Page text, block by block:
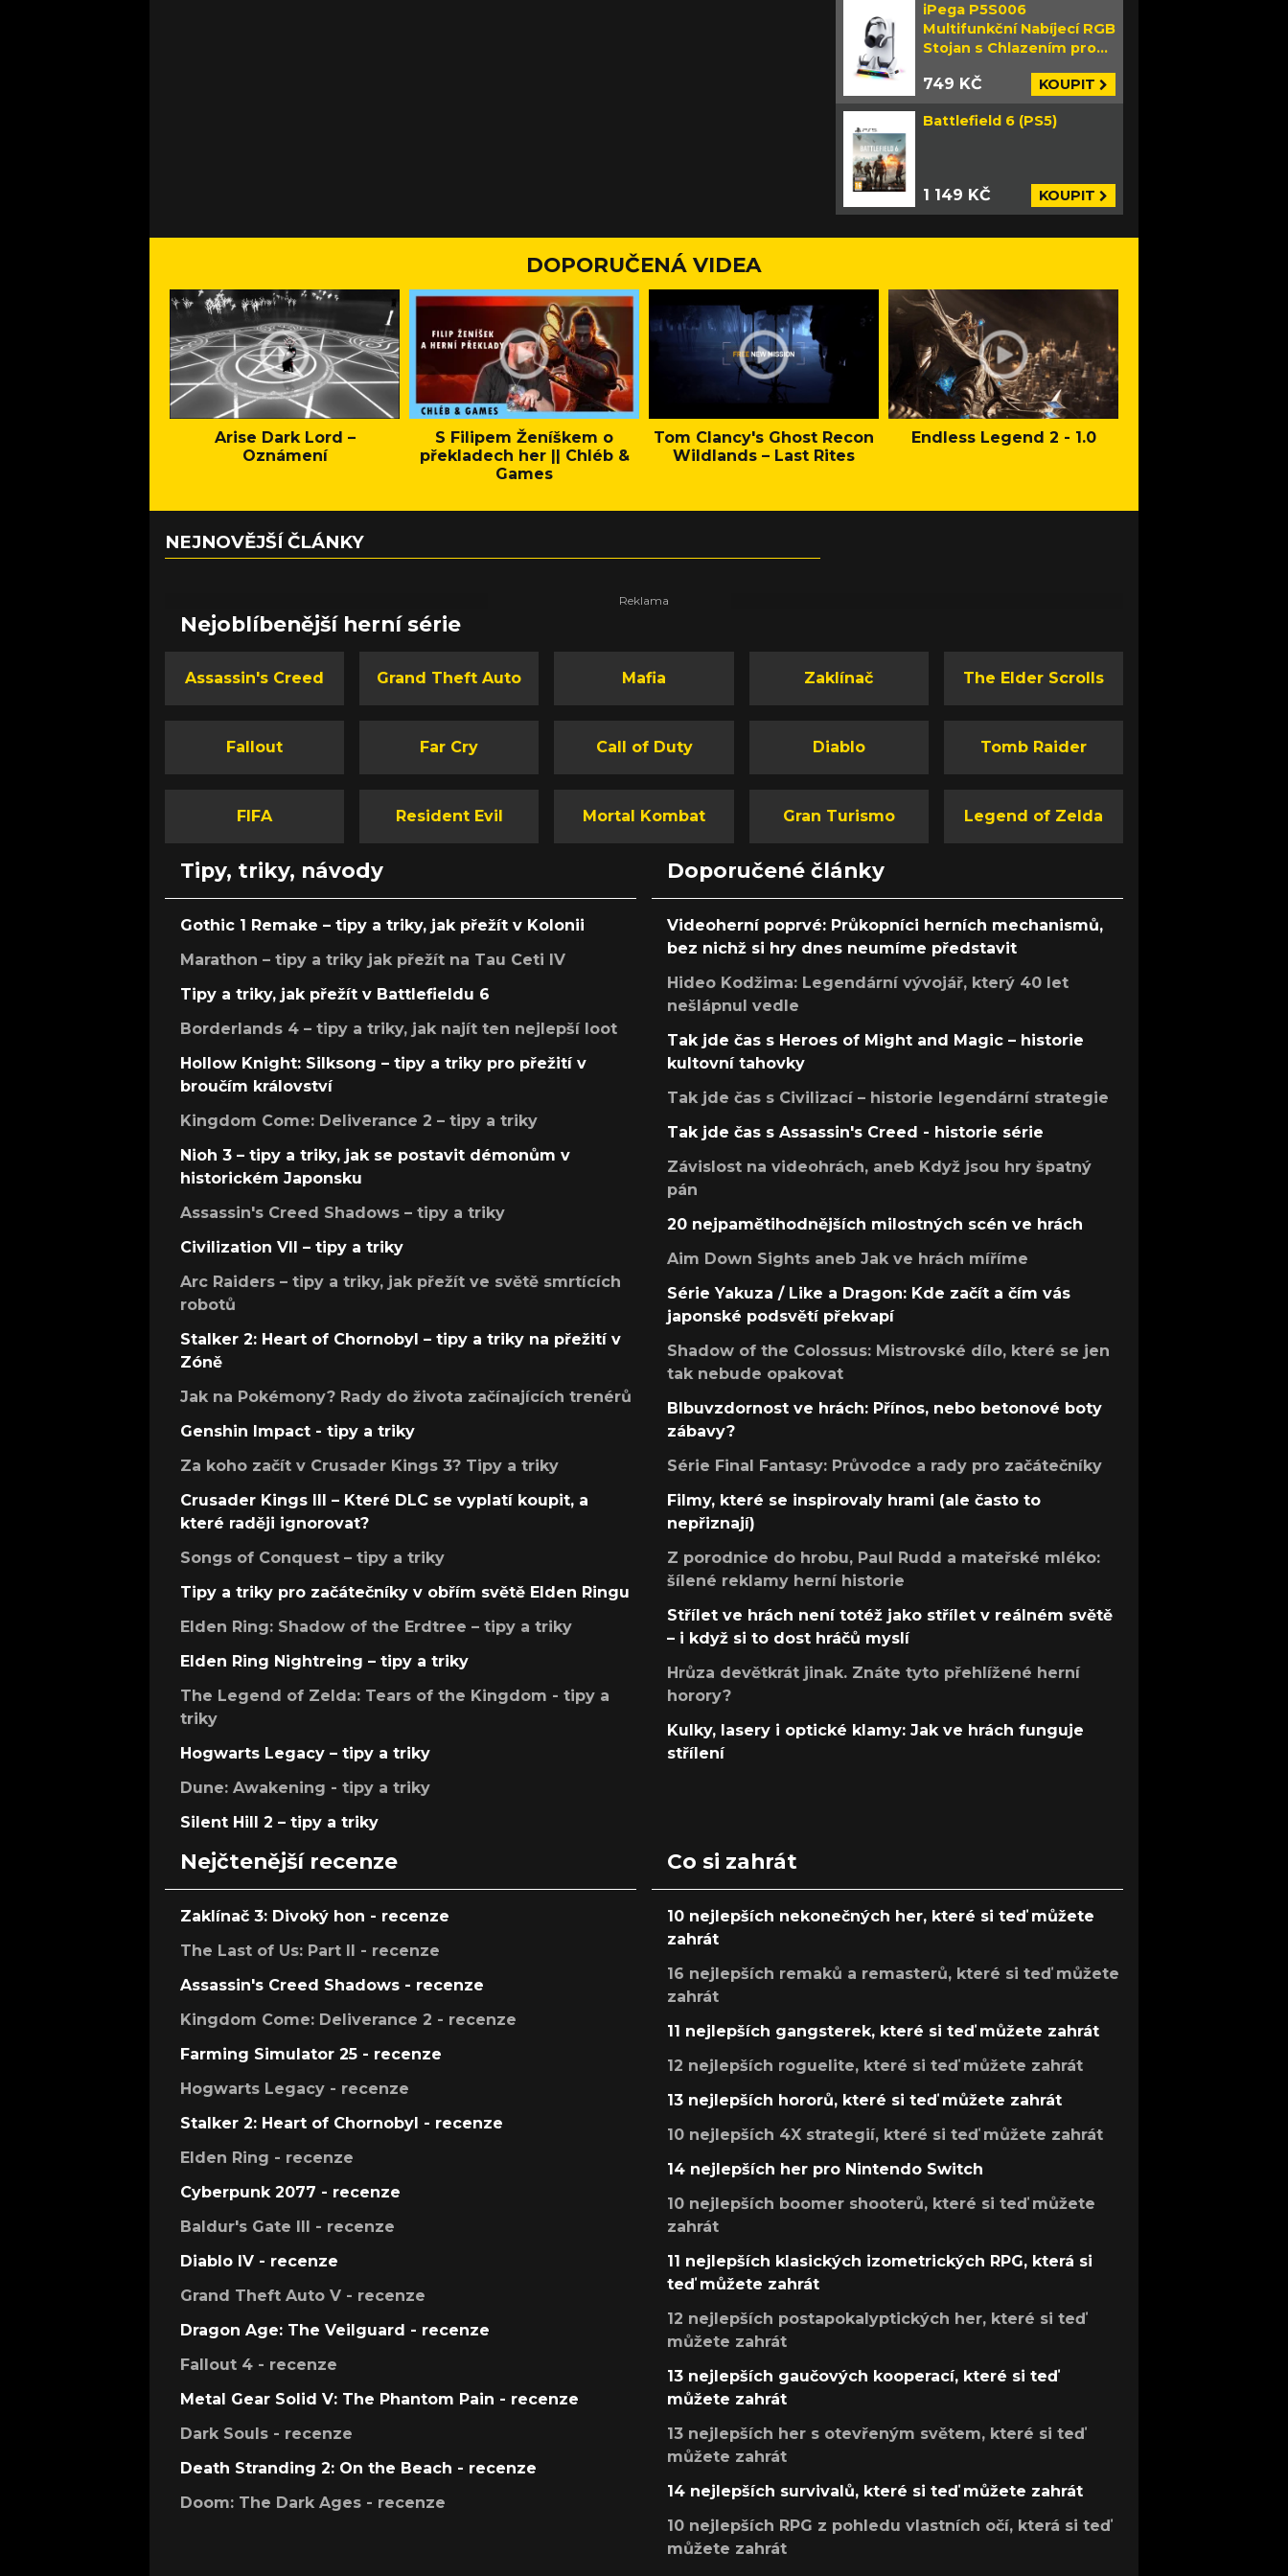
iPega P5S006
Multifunkční Nabíjecí RGB
Stojan s Chlazením pro
749 KČ KOUPIT
Battlefield 6 (PS5)
1 149 KČ KOUPIT
DOPORUČENÁ VIDEA
Arise Dark Lord –
Oznámení
S Filipem Ženíškem o
překladech her || Chléb &
Games
Tom Clancy's Ghost Recon
Wildlands – Last Rites
Endless Legend 2 - 1.0
NEJNOVĚJŠÍ ČLÁNKY
Nejoblíbenější herní série
Assassin's Creed Grand Theft Auto Mafia Zaklínač The Elder Scrolls
Fallout Far Cry Call of Duty Diablo Tomb Raider
FIFA Resident Evil Mortal Kombat Gran Turismo Legend of Zelda
Tipy, triky, návody
Gothic 1 Remake – tipy a triky, jak přežít v Kolonii
Marathon – tipy a triky jak přežít na Tau Ceti IV
Tipy a triky, jak přežít v Battlefieldu 6
Borderlands 4 – tipy a triky, jak najít ten nejlepší loot
Hollow Knight: Silksong – tipy a triky pro přežití v
broučím království
Kingdom Come: Deliverance 2 – tipy a triky
Nioh 3 – tipy a triky, jak se postavit démonům v
historickém Japonsku
Assassin's Creed Shadows – tipy a triky
Civilization VII – tipy a triky
Arc Raiders – tipy a triky, jak přežít ve světě smrtících
robotů
Stalker 2: Heart of Chornobyl – tipy a triky na přežití v
Zóně
Jak na Pokémony? Rady do života začínajících trenérů
Genshin Impact - tipy a triky
Za koho začít v Crusader Kings 3? Tipy a triky
Crusader Kings III – Které DLC se vyplatí koupit, a
které raději ignorovat?
Songs of Conquest – tipy a triky
Tipy a triky pro začátečníky v obřím světě Elden Ringu
Elden Ring: Shadow of the Erdtree – tipy a triky
Elden Ring Nightreing – tipy a triky
The Legend of Zelda: Tears of the Kingdom - tipy a
triky
Hogwarts Legacy – tipy a triky
Dune: Awakening - tipy a triky
Silent Hill 2 – tipy a triky
Doporučené články
Videoherní poprvé: Průkopníci herních mechanismů,
bez nichž si hry dnes neumíme představit
Hideo Kodžima: Legendární vývojář, který 40 let
nešlápnul vedle
Tak jde čas s Heroes of Might and Magic – historie
kultovní tahovky
Tak jde čas s Civilizací – historie legendární strategie
Tak jde čas s Assassin's Creed - historie série
Závislost na videohrách, aneb Když jsou hry špatný
pán
20 nejpamětihodnějších milostných scén ve hrách
Aim Down Sights aneb Jak ve hrách míříme
Série Yakuza / Like a Dragon: Kde začít a čím vás
japonské podsvětí překvapí
Shadow of the Colossus: Mistrovské dílo, které se jen
tak nebude opakovat
Blbuvzdornost ve hrách: Přínos, nebo betonové boty
zábavy?
Série Final Fantasy: Průvodce a rady pro začátečníky
Filmy, které se inspirovaly hrami (ale často to
nepřiznají)
Z porodnice do hrobu, Paul Rudd a mateřské mléko:
šílené reklamy herní historie
Střílet ve hrách není totéž jako střílet v reálném světě
– i když si to dost hráčů myslí
Hrůza devětkrát jinak. Znáte tyto přehlížené herní
horory?
Kulky, lasery i optické klamy: Jak ve hrách funguje
střílení
Nejčtenější recenze
Zaklínač 3: Divoký hon - recenze
The Last of Us: Part II - recenze
Assassin's Creed Shadows - recenze
Kingdom Come: Deliverance 2 - recenze
Farming Simulator 25 - recenze
Hogwarts Legacy - recenze
Stalker 2: Heart of Chornobyl - recenze
Elden Ring - recenze
Cyberpunk 2077 - recenze
Baldur's Gate III - recenze
Diablo IV - recenze
Grand Theft Auto V - recenze
Dragon Age: The Veilguard - recenze
Fallout 4 - recenze
Metal Gear Solid V: The Phantom Pain - recenze
Dark Souls - recenze
Death Stranding 2: On the Beach - recenze
Doom: The Dark Ages - recenze
Co si zahrát
10 nejlepších nekonečných her, které si teď můžete
zahrát
16 nejlepších remaků a remasterů, které si teď můžete
zahrát
11 nejlepších gangsterek, které si teď můžete zahrát
12 nejlepších roguelite, které si teď můžete zahrát
13 nejlepších hororů, které si teď můžete zahrát
10 nejlepších 4X strategií, které si teď můžete zahrát
14 nejlepších her pro Nintendo Switch
10 nejlepších boomer shooterů, které si teď můžete
zahrát
11 nejlepších klasických izometrických RPG, která si
teď můžete zahrát
12 nejlepších postapokalyptických her, které si teď
můžete zahrát
13 nejlepších gaučových kooperací, které si teď
můžete zahrát
13 nejlepších her s otevřeným světem, které si teď
můžete zahrát
14 nejlepších survivalů, které si teď můžete zahrát
10 nejlepších RPG z pohledu vlastních očí, která si teď
můžete zahrát